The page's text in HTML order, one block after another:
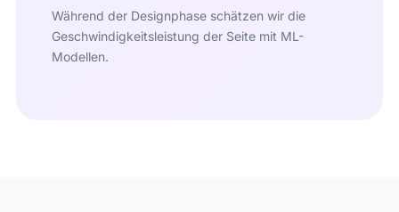
Während der Designphase schätzen wir die
Geschwindigkeitsleistung der Seite mit ML-
Modellen.